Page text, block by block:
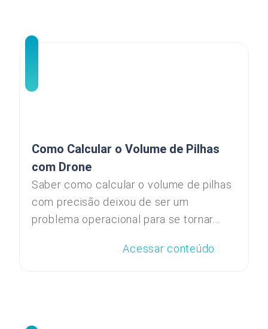
Como Calcular o Volume de Pilhas
com Drone
Saber como calcular o volume de pilhas
com precisão deixou de ser um
problema operacional para se tornar...
Acessar conteúdo